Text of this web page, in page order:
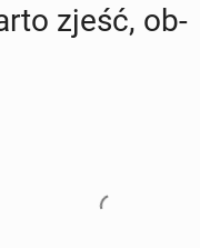
zjeść, ob­